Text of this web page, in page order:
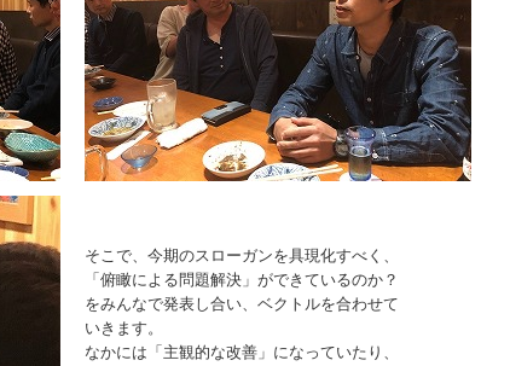
そこで、今期のスローガンを具現化すべく、
「俯瞰による問題解決」ができているのか？
をみんなで発表し合い、ベクトルを合わせて
いきます。
なかには「主観的な改善」になっていたり、